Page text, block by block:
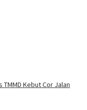
Kebut Cor Jalan